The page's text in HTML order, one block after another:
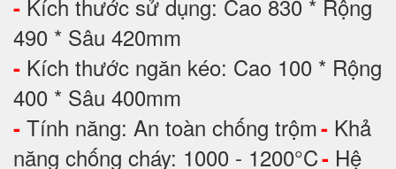
- Kích thước sử dụng: Cao 830 * Rộng
490 * Sâu 420mm
- Kích thước ngăn kéo: Cao 100 * Rộng
400 * Sâu 400mm
- Tính năng: An toàn chống trộm- Khả
năng chống cháy: 1000 - 1200°C- Hệ